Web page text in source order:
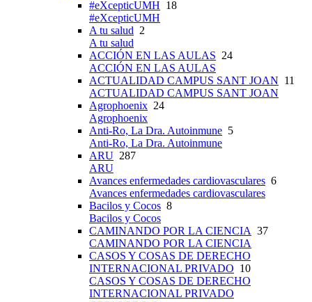
#eXcepticUMH 18
#eXcepticUMH
A tu salud 2
A tu salud
ACCIÓN EN LAS AULAS 24
ACCIÓN EN LAS AULAS
ACTUALIDAD CAMPUS SANT JOAN 11
ACTUALIDAD CAMPUS SANT JOAN
Agrophoenix 24
Agrophoenix
Anti-Ro, La Dra. Autoinmune 5
Anti-Ro, La Dra. Autoinmune
ARU 287
ARU
Avances enfermedades cardiovasculares 6
Avances enfermedades cardiovasculares
Bacilos y Cocos 8
Bacilos y Cocos
CAMINANDO POR LA CIENCIA 37
CAMINANDO POR LA CIENCIA
CASOS Y COSAS DE DERECHO
INTERNACIONAL PRIVADO 10
CASOS Y COSAS DE DERECHO
INTERNACIONAL PRIVADO